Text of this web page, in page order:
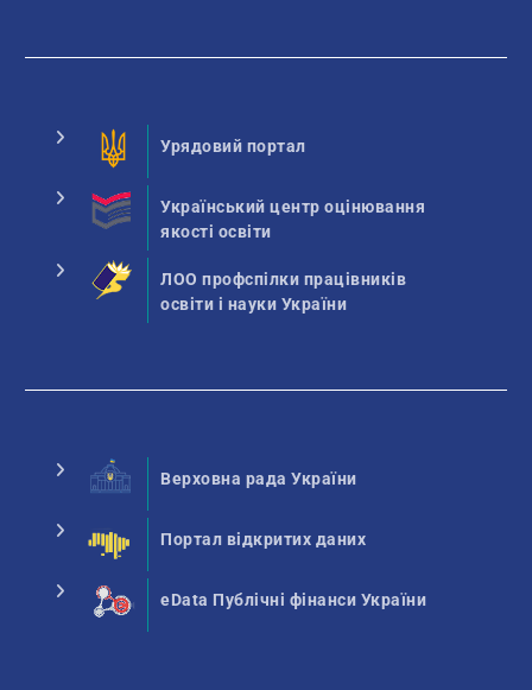
Урядовий портал
Український центр оцінювання
якості освіти
ЛОО профспілки працівників
освіти і науки України
Верховна рада України
Портал відкритих даних
eData Публічні фінанси України